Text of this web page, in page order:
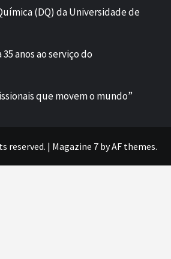
(DQ) da Universidade de
35 anos ao serviço do
que movem o mundo”
reserved. | Magazine 7by AF themes.